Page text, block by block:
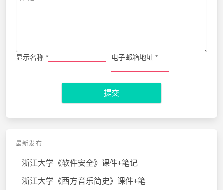
显示名称 * 电子邮箱地址 *
提交
最新发布
浙江大学《软件安全》课件+笔记
浙江大学《西方音乐简史》课件+笔